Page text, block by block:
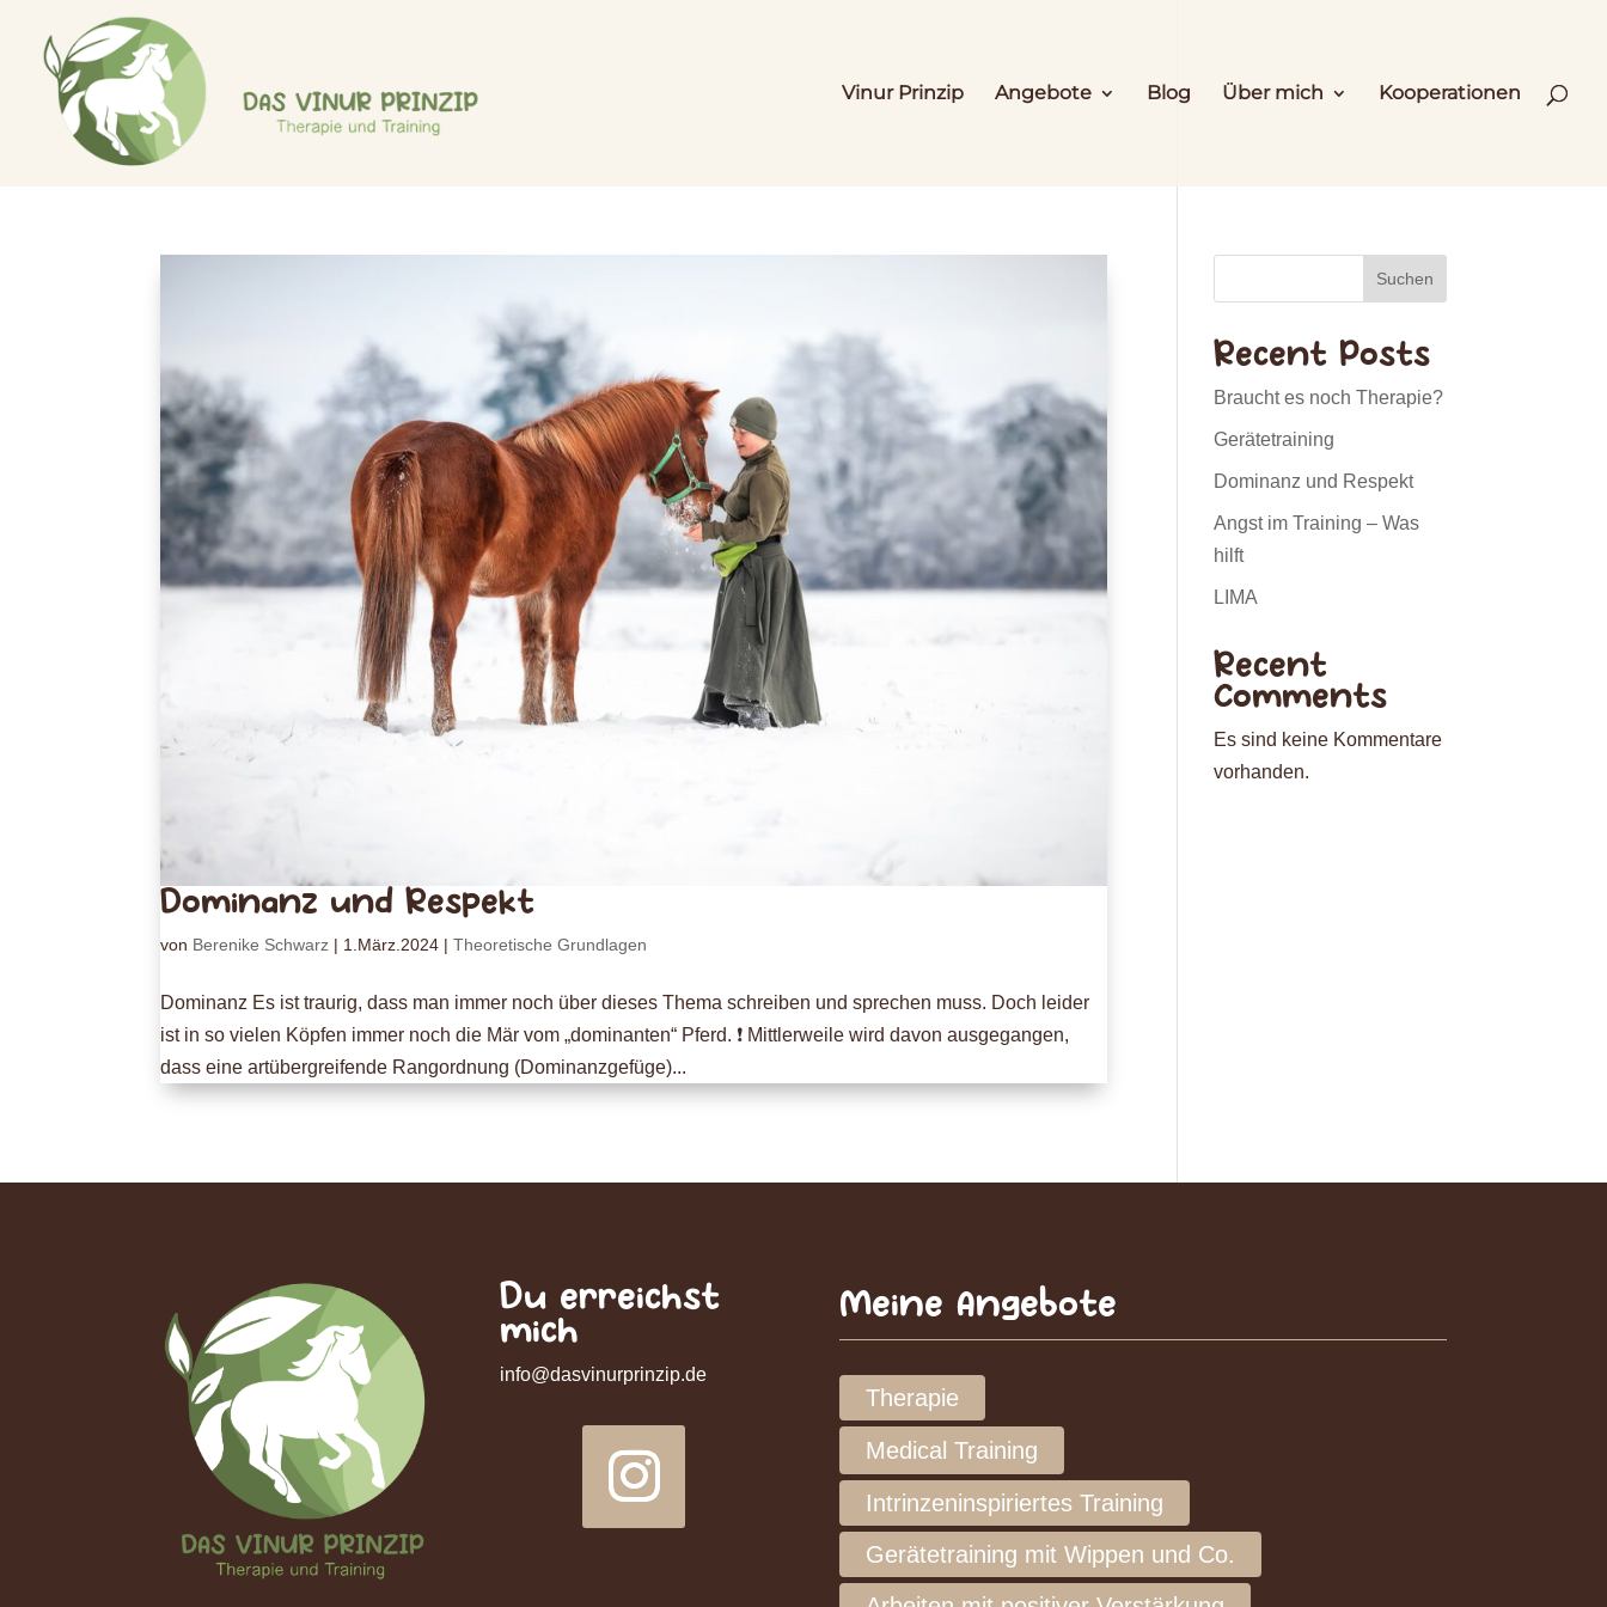
Vinur Prinzip Angebote Blog Über mich Kooperationen
Dominanz und Respekt
von Berenike Schwarz | 1.März.2024 |Theoretische Grundlagen
Dominanz Es ist traurig, dass man immer noch über dieses Thema schreiben und sprechen muss. Doch leider
ist in so vielen Köpfen immer noch die Mär vom „dominanten“ Pferd. ❗️ Mittlerweile wird davon ausgegangen,
dass eine artübergreifende Rangordnung (Dominanzgefüge)...
Suchen
Recent Posts
Braucht es noch Therapie?
Gerätetraining
Dominanz und Respekt
Angst im Training – Was
hilft
LIMA
Recent
Comments
Es sind keine Kommentare
vorhanden.
Du erreichst
mich
info@dasvinurprinzip.de
Meine Angebote
Therapie
Medical Training
Intrinzeninspiriertes Training
Gerätetraining mit Wippen und Co.